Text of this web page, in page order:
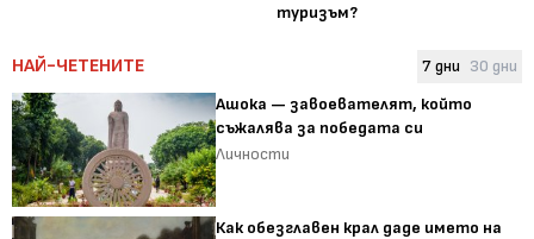
туризъм?
НАЙ-ЧЕТЕНИТЕ 7 дни 30 дни
Ашока — завоевателят, който
съжалява за победата си
Личности
Как обезглавен крал даде името на